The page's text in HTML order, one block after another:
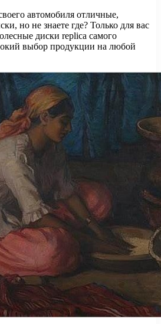
автомобиля отличные,
но не знаете где? Только для вас
диски replica самого
выбор продукции на любой